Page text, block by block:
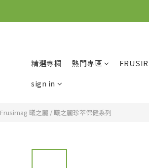
精選專欄 熱門專區
sign in
Frusirnag 曦之麗 / 曦之麗珍萃保健系列